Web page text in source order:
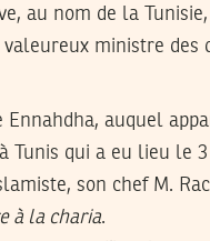
au nom de la
valeureux ministre
Ennahdha, auquel
Tunis qui a eu lieu le
son chef M.
à la charia.